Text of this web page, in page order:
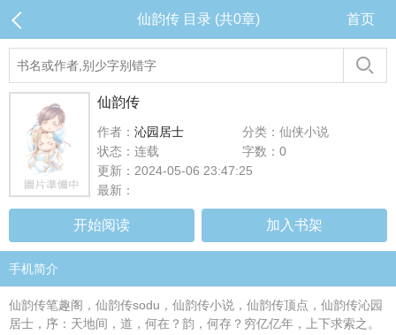
仙韵传 目录 (共0章) 首页
仙韵传
作者： 沁园居士
分类：仙侠小说
状态：连载
字数：0
更新：2024-05-06 23:47:25
最新：
开始阅读 加入书架
手机简介
仙韵传笔趣阁，仙韵传sodu，仙韵传小说，仙韵传顶点，仙韵传沁园
居士，序：天地间，道，何在？韵，何存？穷亿亿年，上下求索之。